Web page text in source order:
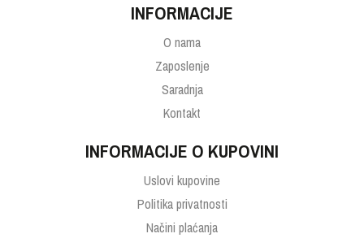
INFORMACIJE
O nama
Zaposlenje
Saradnja
Kontakt
INFORMACIJE O KUPOVINI
Uslovi kupovine
Politika privatnosti
Načini plaćanja